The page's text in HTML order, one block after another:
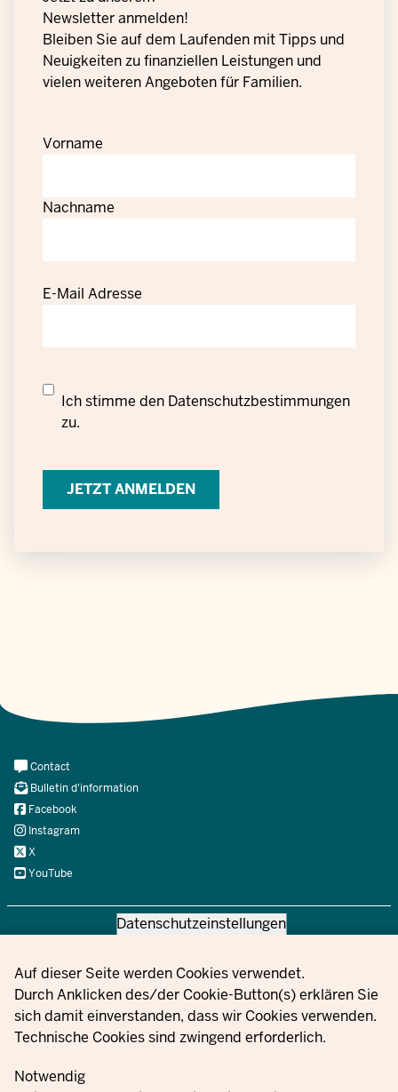
Privacy settings
Datenschutzeinstellungen
Auf dieser Seite werden Cookies verwendet.
Durch Anklicken des/der Cookie-Button(s) erklären Sie
sich damit einverstanden, dass wir Cookies verwenden.
Technische Cookies sind zwingend erforderlich.
Notwendig
Newsletter anmelden!
Bleiben Sie auf dem Laufenden mit Tipps und
Neuigkeiten zu finanziellen Leistungen und
vielen weiteren Angeboten für Familien.
Vorname
Nachname
E-Mail Adresse
Datenschutzrechtliche
Einwilligung
personenbezogener
Daten
Ich stimme den Datenschutzbestimmungen
zu.
Contact Commandes
Information
Meta
Navi
Social
Contact
Bulletin d'information
Facebook
Instagram
X
YouTube
© 2021 - 2026 Ministerium für Kinder, Jugend, Familie,
Westfalen